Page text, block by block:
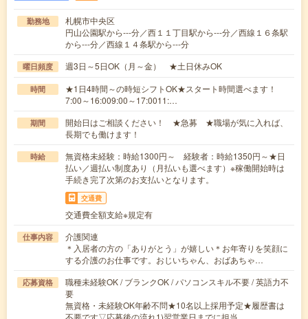
勤務地
札幌市中央区
円山公園駅から---分／西１１丁目駅から---分／西線１６条駅
から---分／西線１４条駅から---分
曜日頻度 週3日～5日OK（月～金） ★土日休みOK
時間
★1日4時間～の時短シフトOK★スタート時間選べます！
7:00～16:009:00～17:0011:…
期間
開始日はご相談ください！ ★急募 ★職場が気に入れば、
長期でも働けます！
時給
無資格未経験：時給1300円～ 経験者：時給1350円～★日
払い／週払い制度あり（月払いも選べます）※稼働開始時は
手続き完了次第のお支払いとなります。
交通費
交通費全額支給※規定有
仕事内容
介護関連
＊入居者の方の「ありがとう」が嬉しい＊お年寄りを笑顔に
する介護のお仕事です。おじいちゃん、おばあちゃ…
応募資格
職種未経験OK / ブランクOK / パソコンスキル不要 / 英語力不
要
無資格・未経験OK年齢不問★10名以上採用予定★履歴書は
不要です▽応募後の流れ1)翌営業日までに担当…